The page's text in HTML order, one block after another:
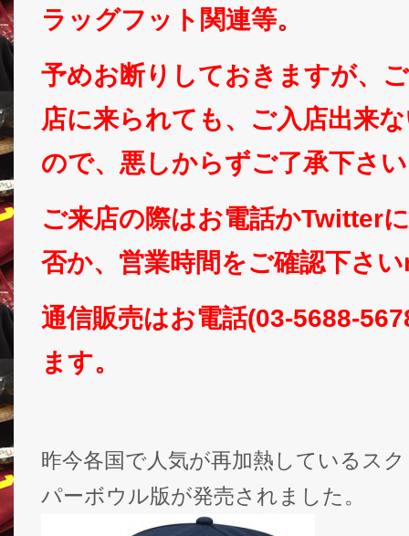
ラッグフット関連等。
予めお断りしておきますが、
店に来られても、ご入店出来
ので、悪しからずご了承下さ
ご来店の際はお電話かTwitter
否か、営業時間をご確認下さ
通信販売はお電話(03-5688-
ます。
昨今各国で人気が再加熱しているス
パーボウル版が発売されました。